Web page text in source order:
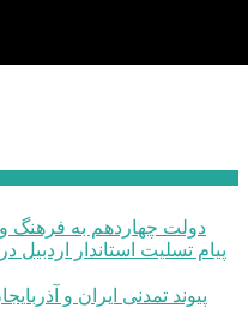
دولت چهاردهم به فرهنگ و